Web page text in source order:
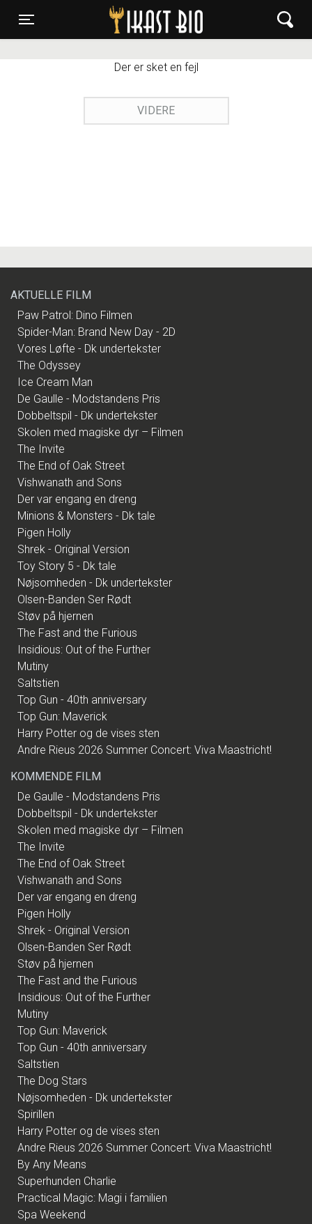
Toggle navigation
Ikast Bio
Der er sket en fejl
VIDERE
AKTUELLE FILM
Paw Patrol: Dino Filmen
Spider-Man: Brand New Day - 2D
Vores Løfte - Dk undertekster
The Odyssey
Ice Cream Man
De Gaulle - Modstandens Pris
Dobbeltspil - Dk undertekster
Skolen med magiske dyr – Filmen
The Invite
The End of Oak Street
Vishwanath and Sons
Der var engang en dreng
Minions & Monsters - Dk tale
Pigen Holly
Shrek - Original Version
Toy Story 5 - Dk tale
Nøjsomheden - Dk undertekster
Olsen-Banden Ser Rødt
Støv på hjernen
The Fast and the Furious
Insidious: Out of the Further
Mutiny
Saltstien
Top Gun - 40th anniversary
Top Gun: Maverick
Harry Potter og de vises sten
Andre Rieus 2026 Summer Concert: Viva Maastricht!
KOMMENDE FILM
De Gaulle - Modstandens Pris
Dobbeltspil - Dk undertekster
Skolen med magiske dyr – Filmen
The Invite
The End of Oak Street
Vishwanath and Sons
Der var engang en dreng
Pigen Holly
Shrek - Original Version
Olsen-Banden Ser Rødt
Støv på hjernen
The Fast and the Furious
Insidious: Out of the Further
Mutiny
Top Gun: Maverick
Top Gun - 40th anniversary
Saltstien
The Dog Stars
Nøjsomheden - Dk undertekster
Spirillen
Harry Potter og de vises sten
Andre Rieus 2026 Summer Concert: Viva Maastricht!
By Any Means
Superhunden Charlie
Practical Magic: Magi i familien
Spa Weekend